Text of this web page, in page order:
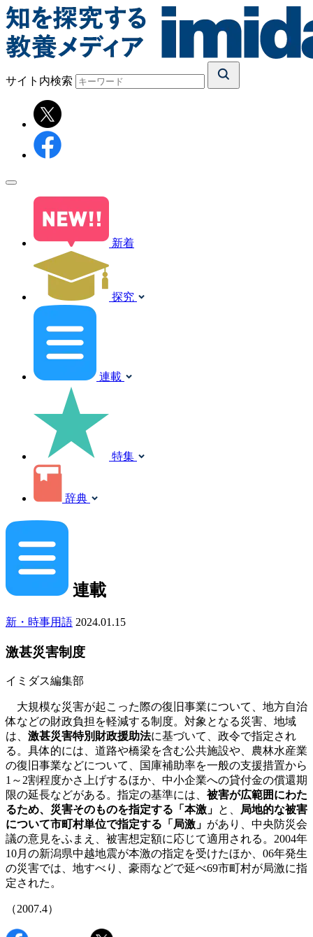
サイト内検索
新着
探究
連載
特集
辞典
連載
新・時事用語 2024.01.15
激甚災害制度
イミダス編集部
大規模な災害が起こった際の復旧事業について、地方自治
体などの財政負担を軽減する制度。対象となる災害、地域
は、 激甚災害特別財政援助法に基づいて、政令で指定され
る。具体的には、道路や橋梁を含む公共施設や、農林水産業
の復旧事業などについて、国庫補助率を一般の支援措置から
1～2割程度かさ上げするほか、中小企業への貸付金の償還期
限の延長などがある。指定の基準には、 被害が広範囲にわた
るため、災害そのものを指定する「本激」 と、
局地的な被害
について市町村単位で指定する「局激」 があり、中央防災会
議の意見をふまえ、被害想定額に応じて適用される。2004年
10月の新潟県中越地震が本激の指定を受けたほか、06年発生
の災害では、地すべり、豪雨などで延べ69市町村が局激に指
定された。
（2007.4）